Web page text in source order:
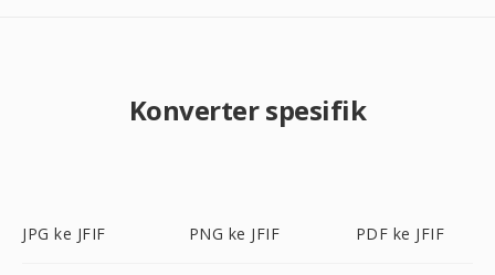
Konverter spesifik
JPG ke JFIF PNG ke JFIF PDF ke JFIF